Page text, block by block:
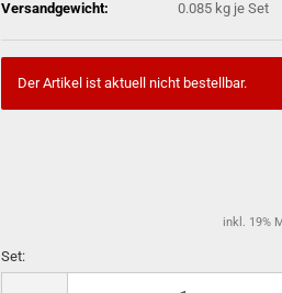
Versandgewicht:
0.085kg je Set
Der Artikel ist aktuell nicht bestellbar.
inkl. 19%
Set: